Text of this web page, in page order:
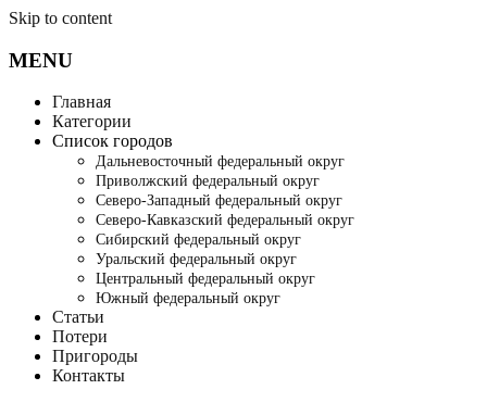
Skip to content
MENU
Главная
Категории
Список городов
Дальневосточный федеральный округ
Приволжский федеральный округ
Северо-Западный федеральный округ
Северо-Кавказский федеральный округ
Сибирский федеральный округ
Уральский федеральный округ
Центральный федеральный округ
Южный федеральный округ
Статьи
Потери
Пригороды
Контакты